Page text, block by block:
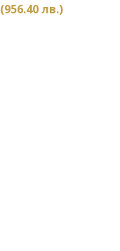
(956.40 лв.)